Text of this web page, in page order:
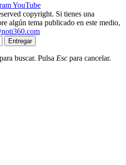
YouTube
copyright. Si tienes una
algún tema publicado en este medio,
Entregar
buscar. Pulsa Esc para cancelar.